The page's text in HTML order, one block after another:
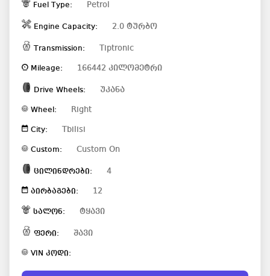
Fuel Type: Petrol
Engine Capacity: 2.0 ტურბო
Transmission: Tiptronic
Mileage: 166442 კილომეტრი
Drive Wheels: უკანა
Wheel: Right
City: Tbilisi
Custom: Custom On
ცილინდრები: 4
აირბაგები: 12
სალონ: ტყავი
ფერი: შავი
VIN კოდი: